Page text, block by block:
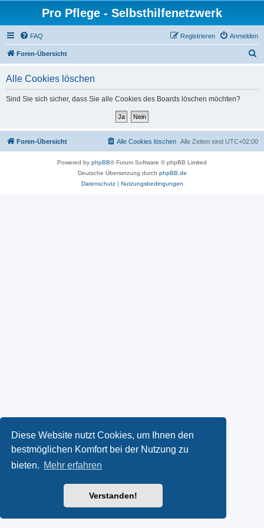
Diese Website nutzt Cookies, um Ihnen den
bestmöglichen Komfort bei der Nutzung zu
bieten. Mehr erfahren
Verstanden!
Pro Pflege - Selbsthilfenetzwerk
FAQ Anmelden
Registrieren
Foren-Übersicht
Alle Cookies löschen
Sind Sie sich sicher, dass Sie alle Cookies des Boards löschen möchten?
Foren-Übersicht Alle Zeiten sind UTC+02:00
Alle Cookies löschen
Powered by phpBB® Forum Software © phpBB Limited
Deutsche Übersetzung durch phpBB.de
Datenschutz| Nutzungsbedingungen